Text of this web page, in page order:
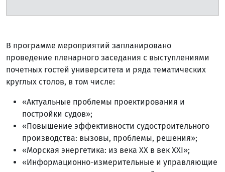
В программе мероприятий запланировано
проведение пленарного заседания с выступлениями
почетных гостей университета и ряда тематических
круглых столов, в том числе:
«Актуальные проблемы проектирования и
постройки судов»;
«Повышение эффективности судостроительного
производства: вызовы, проблемы, решения»;
«Морская энергетика: из века XX в век XXI»;
«Информационно-измерительные и управляющие